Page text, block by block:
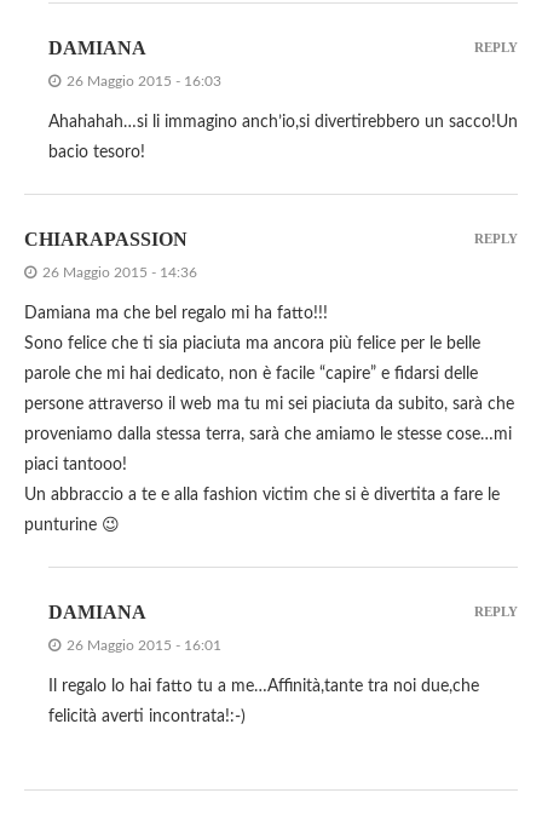
DAMIANA
26 Maggio 2015 - 16:03
Ahahahah…si li immagino anch’io,si divertirebbero un sacco!Un
bacio tesoro!
REPLY
CHIARAPASSION
26 Maggio 2015 - 14:36
Damiana ma che bel regalo mi ha fatto!!!
Sono felice che ti sia piaciuta ma ancora più felice per le belle
parole che mi hai dedicato, non è facile “capire” e fidarsi delle
persone attraverso il web ma tu mi sei piaciuta da subito, sarà che
proveniamo dalla stessa terra, sarà che amiamo le stesse cose…mi
piaci tantooo!
Un abbraccio a te e alla fashion victim che si è divertita a fare le
punturine 😉
REPLY
DAMIANA
26 Maggio 2015 - 16:01
Il regalo lo hai fatto tu a me…Affinità,tante tra noi due,che
felicità averti incontrata!:-)
REPLY